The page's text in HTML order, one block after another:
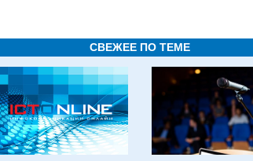
СВЕЖЕЕ ПО ТЕМЕ